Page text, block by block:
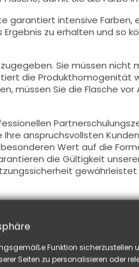
garantiert intensive Farben,
zu erhalten und so
Sie müssen nicht
die Produkthomogenität
müssen Sie die Flasche
Ihre anspruchsvollsten
besonderen Wert auf die
die Gültigkeit
gewährleistet
dünner Weise, auf die
nach der
auf, um ein optimales
in Vollfarbewie auchin French
Funktion sicherzustellen
Seiten zu personalisieren oder